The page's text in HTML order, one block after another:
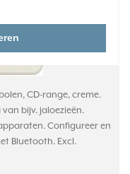
CD-range, creme.
bijv. jaloezieën.
Configureer en
Bluetooth. Excl.